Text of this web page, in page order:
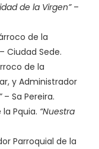
de la Virgen”–
de la
Ciudad Sede.
de la
y Administrador
– Sa Pereira.
la Pquia. “Nuestra
Parroquial de la